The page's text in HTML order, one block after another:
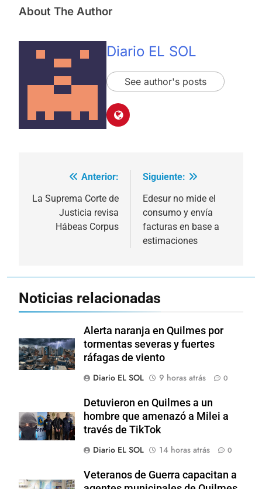
About The Author
Diario EL SOL
See author's posts
Navegación
de
entradas
Anterior:
La Suprema Corte de
Justicia revisa
Hábeas Corpus
Siguiente:
Edesur no mide el
consumo y envía
facturas en base a
estimaciones
Noticias relacionadas
Alerta naranja en Quilmes por
tormentas severas y fuertes
ráfagas de viento
Diario EL SOL
9 horas atrás 0
Detuvieron en Quilmes a un
hombre que amenazó a Milei a
través de TikTok
Diario EL SOL
14 horas atrás 0
Veteranos de Guerra capacitan a